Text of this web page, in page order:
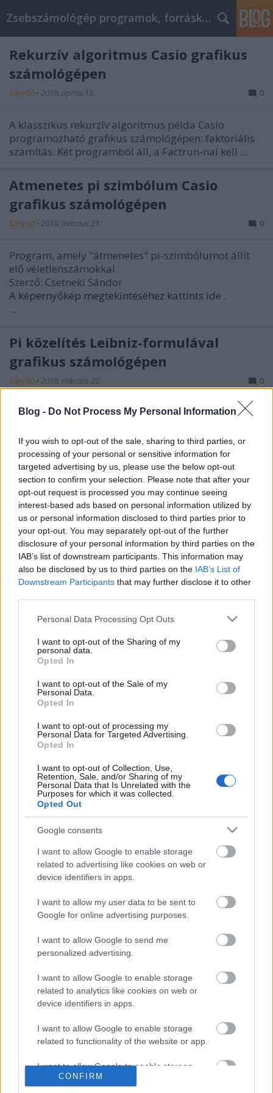
Blog - Do Not Process My Personal Information
If you wish to opt-out of the sale, sharing to third parties, or
processing of your personal or sensitive information for
targeted advertising by us, please use the below opt-out
section to confirm your selection. Please note that after your
opt-out request is processed you may continue seeing
interest-based ads based on personal information utilized by
us or personal information disclosed to third parties prior to
your opt-out. You may separately opt-out of the further
disclosure of your personal information by third parties on the
IAB’s list of downstream participants. This information may
also be disclosed by us to third parties on the IAB’s List of
Downstream Participants that may further disclose it to other
Please note that this website/app uses one or more Google
not limited to your visit or usage behaviour. You may click to
grant or deny consent to Google and its third-party tags to
use your data for below specified purposes in below Google
consent section.
Personal Data Processing Opt Outs
I want to opt-out of the Sharing of my
personal data.
Opted In
I want to opt-out of the Sale of my
Personal Data.
Opted In
I want to opt-out of processing my
Personal Data for Targeted Advertising.
Opted In
I want to opt-out of Collection, Use,
Retention, Sale, and/or Sharing of my
Personal Data that Is Unrelated with the
Purposes for which it was collected.
Opted Out
Google consents
I want to allow Google to enable storage
related to advertising like cookies on web or
device identifiers in apps.
I want to allow my user data to be sent to
Google for online advertising purposes.
I want to allow Google to send me
personalized advertising.
I want to allow Google to enable storage
related to analytics like cookies on web or
device identifiers in apps.
I want to allow Google to enable storage
related to functionality of the website or app.
I want to allow Google to enable storage
related to personalization.
CONFIRM
Zsebszámológép programok, forráskódok, hírek
Rekurzív algoritmus Casio grafikus
számológépen
Sany80 • 2010. április 19. 0
A klasszikus rekurzív algoritmus példa Casio
programozható grafikus számológépen: faktoriális
számítás. Két programból áll, a Factrun-nal kell ...
Átmenetes pi szimbólum Casio
grafikus számológépen
Sany80 • 2010. március 21. 0
Program, amely "átmenetes" pi-szimbólumot állít
elő véletlenszámokkal.
Szerző: Csetneki Sándor
A képernyőkép megtekintéséhez kattints ide .
...
Pi közelítés Leibniz-formulával
grafikus számológépen
Sany80 • 2010. március 20. 0
Az előző poszt kissé komplikált algoritmusa után
lassabb, és sokkal kevesebb tizedesjegyet ...
Pi közelítő program Casio grafikus
számológépre akár 200 tizedesjegyig
Sany80•2010. március 20.
Cass Lewart Texas Instrumenst grafikus
számológépekre írt pi közelítő (meghatározó)
programjátátírtam Casio számológépekre.
A forráskód:
Számológép témájú mikroblog:
szamologep.tumblr.com
2010. március 20.
Zsebszámológépekkel, kalkulátorokkal kapcsolatos
szamologep.tumblr.comcímen, ahol érdekes linkek, ...
Újabb interjúk a Számológép
Blogban
•2010. január 25.
A számológépek, kalkulátorok iránt érdeklődő
kedves közönség újabb érdekes interjúkat olvashat a
szamologep.blogspot.com webnapló hasábjain.
Érettségire milyen számológépet?
• 2009. december 04.
típusú számológépet lehet használni érettségin és
milyet nem, valamint hogy honnan ismerheted fel ...
Interjúk a Számológép Blogban
•2009. november 18.
A Számológép Blogban ezentúl interjúk is